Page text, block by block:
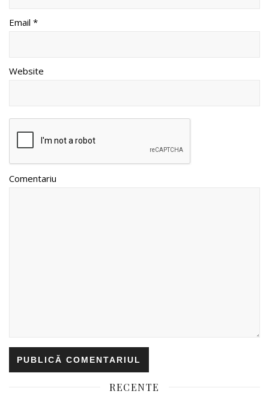
Email *
Website
Comentariu
RECENTE